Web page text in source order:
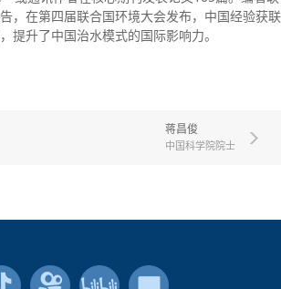
，在第四届联合国环境大会发布，中国经验获联
提升了中国治水模式的国际影响力。
蒋昌俊
中国科学院院士